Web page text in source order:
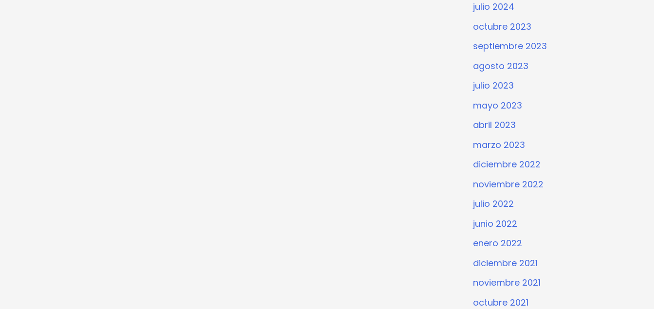
julio 2024
octubre 2023
septiembre 2023
agosto 2023
julio 2023
mayo 2023
abril 2023
marzo 2023
diciembre 2022
noviembre 2022
julio 2022
junio 2022
enero 2022
diciembre 2021
noviembre 2021
octubre 2021